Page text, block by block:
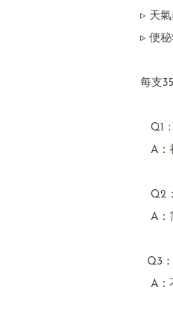
▹ 天
▹ 便
每支